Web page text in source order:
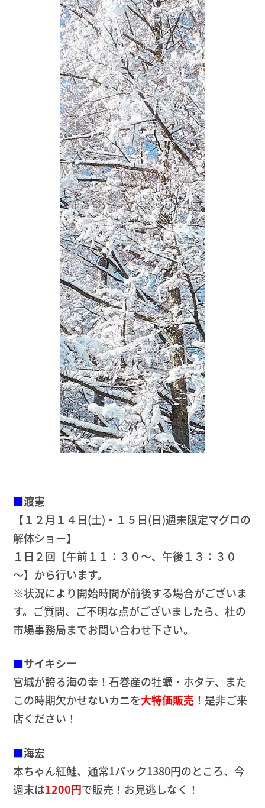
■渡憲
【１２月１４日(土)・１５日(日)週末限定マグロの
解体ショー】
１日２回【午前１１：３０～、午後１３：３０
～】から行います。
※状況により開始時間が前後する場合がございま
す。ご質問、ご不明な点がございましたら、杜の
市場事務局までお問い合わせ下さい。
■サイキシー
宮城が誇る海の幸！石巻産の牡蠣・ホタテ、また
この時期欠かせないカニを大特価販売！是非ご来
店ください！
■海宏
本ちゃん紅鮭、通常1パック1380円のところ、今
週末は1200円で販売！お見逃しなく！